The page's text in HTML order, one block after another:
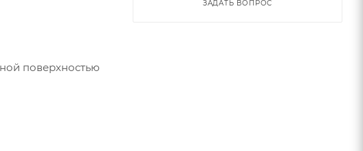
поверхностью
ЗАДАТЬ ВОПРОС